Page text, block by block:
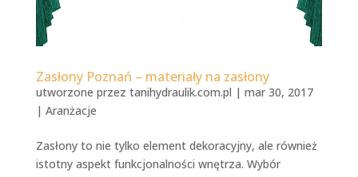
Zasłony Poznań – materiały na zasłony
utworzone przez tanihydraulik.com.pl | mar 30, 2017
| Aranżacje
Zasłony to nie tylko element dekoracyjny, ale również
istotny aspekt funkcjonalności wnętrza. Wybór